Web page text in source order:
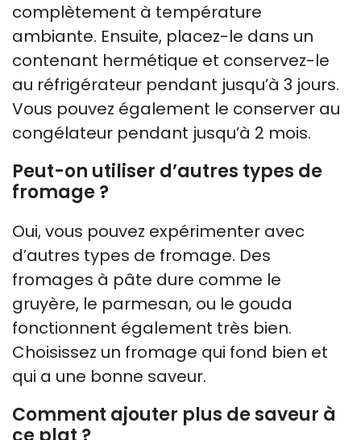
complètement à température
ambiante. Ensuite, placez-le dans un
contenant hermétique et conservez-le
au réfrigérateur pendant jusqu’à 3 jours.
Vous pouvez également le conserver au
congélateur pendant jusqu’à 2 mois.
Peut-on utiliser d’autres types de
fromage ?
Oui, vous pouvez expérimenter avec
d’autres types de fromage. Des
fromages à pâte dure comme le
gruyère, le parmesan, ou le gouda
fonctionnent également très bien.
Choisissez un fromage qui fond bien et
qui a une bonne saveur.
Comment ajouter plus de saveur à